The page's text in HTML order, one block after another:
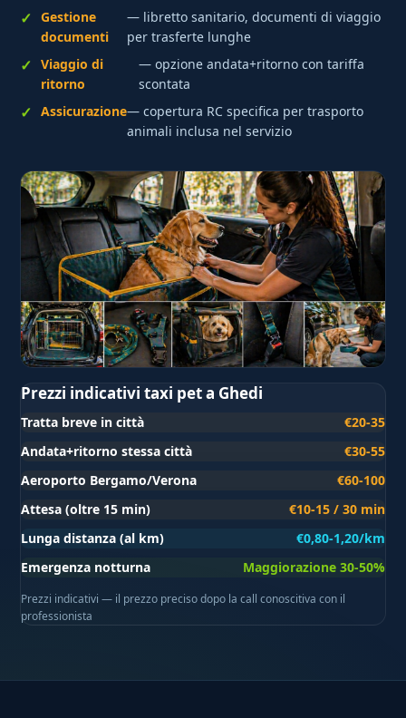
Gestione
documenti
— libretto sanitario, documenti di viaggio
per trasferte lunghe
Viaggio di
ritorno
— opzione andata+ritorno con tariffa
scontata
Assicurazione— copertura RC specifica per trasporto
animali inclusa nel servizio
Prezzi indicativi taxi pet a Ghedi
Tratta breve in città
€20-35
Andata+ritorno stessa città
€30-55
Aeroporto Bergamo/Verona
€60-100
Attesa (oltre 15 min)
€10-15 / 30 min
Lunga distanza (al km)
€0,80-1,20/km
Emergenza notturna
Maggiorazione 30-50%
Prezzi indicativi — il prezzo preciso dopo la call conoscitiva con il
professionista